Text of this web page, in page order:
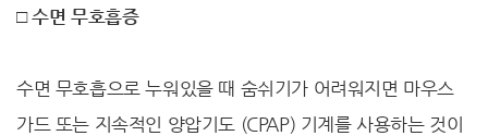
□ 수면 무호흡증
수면 무호흡으로 누워있을 때 숨쉬기가 어려워지면 마우스
가드 또는 지속적인 양압기도 (CPAP) 기계를 사용하는 것이